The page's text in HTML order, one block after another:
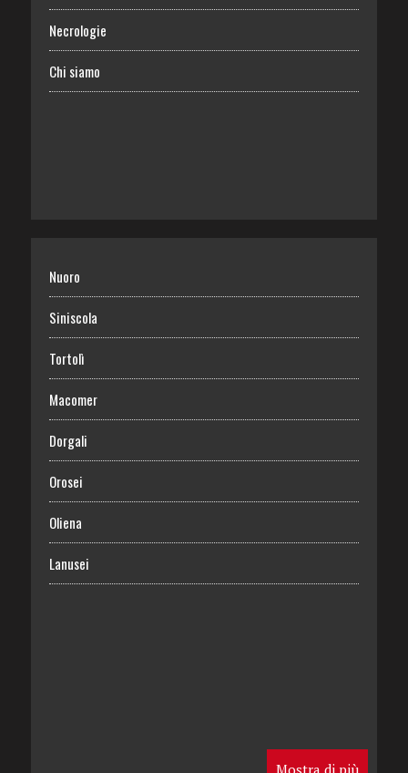
Necrologie
Chi siamo
Nuoro
Siniscola
Tortolì
Macomer
Dorgali
Orosei
Oliena
Lanusei
Mostra di più